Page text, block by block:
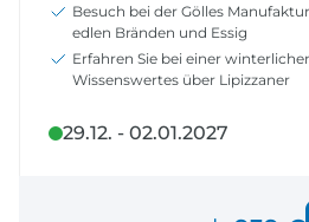
Besuch bei der Gölles
edlen Bränden und Essig
Erfahren Sie bei einer
Wissenswertes über Lipizzaner
29.12. - 02.01.2027